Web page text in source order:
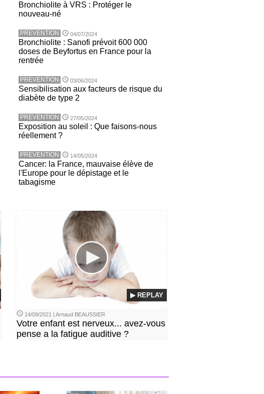
Bronchiolite à VRS : Protéger le
nouveau-né
PREVENTION 04/07/2024
Bronchiolite : Sanofi prévoit 600 000
doses de Beyfortus en France pour la
rentrée
PREVENTION 03/06/2024
Sensibilisation aux facteurs de risque du
diabète de type 2
PREVENTION 27/05/2024
Exposition au soleil : Que faisons-nous
réellement ?
PREVENTION 14/05/2024
Cancer: la France, mauvaise élève de
l'Europe pour le dépistage et le
tabagisme
▶ REPLAY
14/09/2021 | Arnaud BEAUSSIER
Votre enfant est nerveux... avez-vous
pense a la fatigue auditive ?